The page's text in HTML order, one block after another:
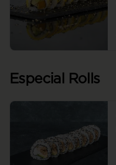
Especial Rolls